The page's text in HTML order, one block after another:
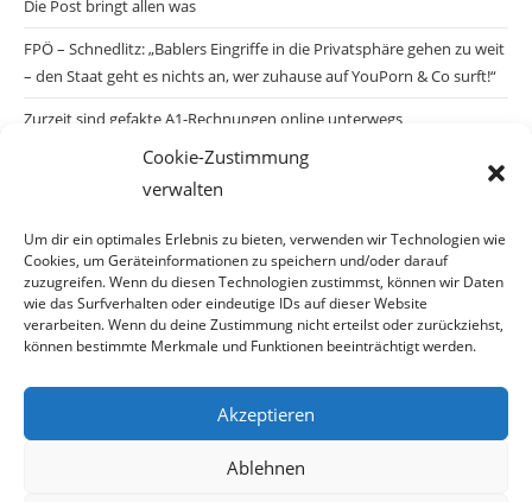
Cookie-Zustimmung
verwalten
Um dir ein optimales Erlebnis zu bieten, verwenden wir Technologien wie
Cookies, um Geräteinformationen zu speichern und/oder darauf
zuzugreifen. Wenn du diesen Technologien zustimmst, können wir Daten
wie das Surfverhalten oder eindeutige IDs auf dieser Website
verarbeiten. Wenn du deine Zustimmung nicht erteilst oder zurückziehst,
können bestimmte Merkmale und Funktionen beeinträchtigt werden.
Akzeptieren
Ablehnen
Die Post bringt allen was
FPÖ – Schnedlitz: „Bablers Eingriffe in die Privatsphäre gehen zu weit
– den Staat geht es nichts an, wer zuhause auf YouPorn & Co surft!“
Zurzeit sind gefakte A1-Rechnungen online unterwegs
Salzburgs Juden und ihre Sicherheit: „Erst nach einem Anschlag wäre
die Gefahr endlich konkret!“
Biologisches Wunder in Ceuta
Ein vermeintliches Abschiebemärchen
Archiv